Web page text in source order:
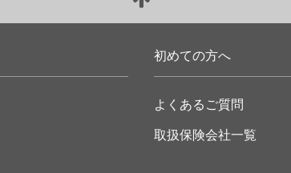
初めての方へ
よくあるご質問
取扱保険会社一覧